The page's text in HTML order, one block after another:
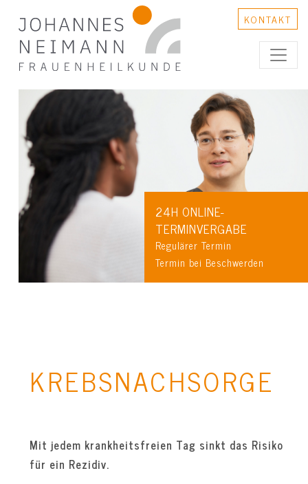
KONTAKT
24H ONLINE-
TERMINVERGABE
Regulärer Termin
Termin bei Beschwerden
KREBS­NACHSORGE
Mit jedem krankheitsfreien Tag sinkt das Risiko
für ein Rezidiv.